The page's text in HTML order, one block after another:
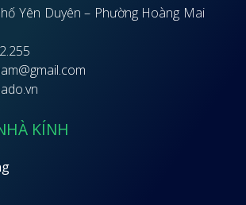
Yên Duyên – Phường Hoàng Mai
KÍNH